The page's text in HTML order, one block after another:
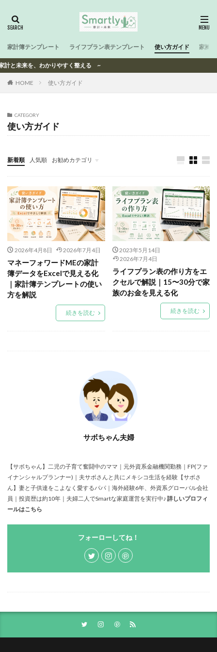
家計簿テンプレート ライフプラン表テンプレート 使い方ガイド 家計
未来を、わかりやすく整える ~
HOME 使い方ガイド
CATEGORY
使い方ガイド
新着順 人気順 お勧めカテゴリ
-
2026年4月8日 2026年7月4日
マネーフォワードMEの家計
簿データをExcelで見える化
｜家計簿テンプレートの使い
方を解説
続きを読む
2023年5月14日
2026年7月4日
ライフプラン表の作り方をエ
クセルで解説｜15〜30分で家
族のお金を見える化
続きを読む
サボちゃん夫婦
【サボちゃん】二児の子育て奮闘中のママ｜元外資系金融機関勤務｜FP(ファ
イナンシャルプランナー)｜夫サボさんと共にメキシコ生活を経験【サボさ
ん】妻と子供達をこよなく愛するパパ｜海外経験6年、外資系グローバル会社
員｜投資歴は約10年｜夫婦二人でSmartな家庭運営を実行中♪ 詳しいプロフィ
ールはこちら
フォーローしてね！